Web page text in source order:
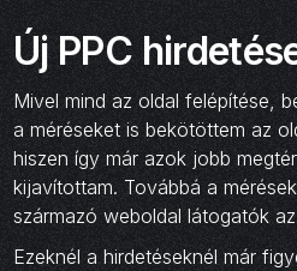
Új PPC
Mivel mind az oldal felépítése,
a méréseket is bekötöttem az
hiszen így már azok jobb
kijavítottam. Továbbá a
származó weboldal látogatók
Ezeknél a hirdetéseknél már